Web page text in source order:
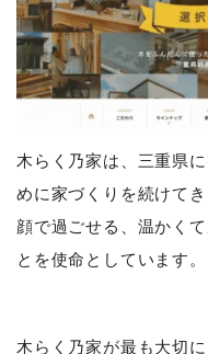
木らく乃家は、三重県
めに家づくりを続けて
顔で過ごせる、温かく
とを使命としています。
木らく乃家が最も大切